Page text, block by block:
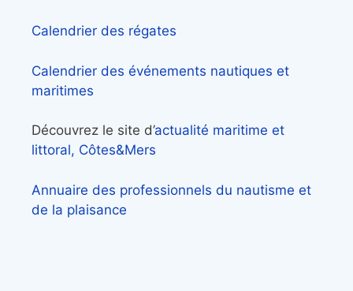
Calendrier des régates
Calendrier des événements nautiques et
maritimes
Découvrez le site d’actualité maritime et
littoral, Côtes&Mers
Annuaire des professionnels du nautisme et
de la plaisance